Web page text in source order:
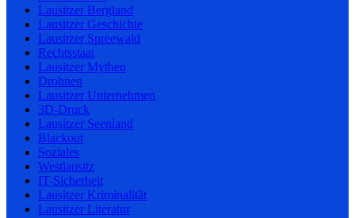
Lausitzer Bergland
Lausitzer Geschichte
Lausitzer Spreewald
Rechtsstaat
Lausitzer Mythen
Drohnen
Lausitzer Unternehmen
3D-Druck
Lausitzer Seenland
Blackout
Soziales
Westlausitz
IT-Sicherheit
Lausitzer Kriminalität
Lausitzer Literatur